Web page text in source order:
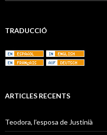
e
a
TRADUCCIÓ
ARTICLES RECENTS
Teodora, l’esposa de Justinià